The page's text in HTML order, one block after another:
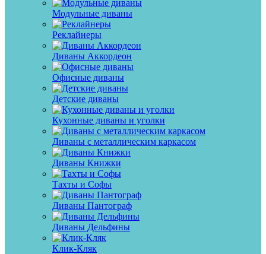
Модульные диваны
Реклайнеры
Диваны Аккордеон
Офисные диваны
Детские диваны
Кухонные диваны и уголки
Диваны с металлическим каркасом
Диваны Книжки
Тахты и Софы
Диваны Пантограф
Диваны Дельфины
Клик-Кляк